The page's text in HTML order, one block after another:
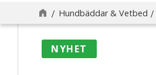
Hundbäddar & Vetbed
NYHET